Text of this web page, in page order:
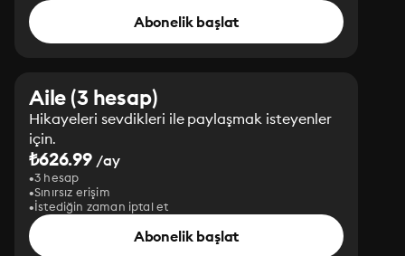
Abonelik başlat
Aile (3 hesap)
Hikayeleri sevdikleri ile paylaşmak isteyenler
için.
₺626.99 /ay
3 hesap
Sınırsız erişim
İstediğin zaman iptal et
Abonelik başlat